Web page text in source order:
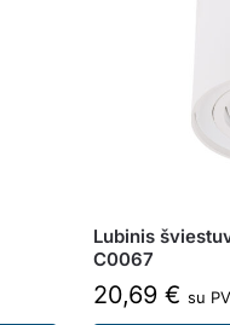
Lubinis
C0067
20,69 € su